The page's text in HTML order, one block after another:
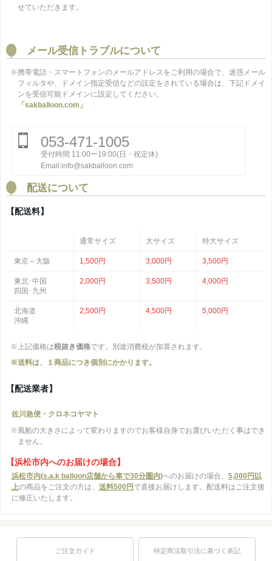
せていただきます。
メール受信トラブルについて
※携帯電話・スマートフォンのメールアドレスをご利用の場合で、迷惑メール
フィルタや、ドメイン指定受信などの設定をされている場合は、下記ドメイ
ンを受信可能ドメインに設定してください。
「sakballoon.com」
053-471-1005
受付時間 11:00ー19:00(日・祝定休)
Email:info@sakballoon.com
配送について
【配送料】
通常サイズ 大サイズ 特大サイズ
東京～大阪 1,500円 3,000円 3,500円
東北･中国
四国･九州
2,000円 3,500円 4,000円
北海道
沖縄
2,500円 4,500円 5,000円
※上記価格は税抜き価格です。別途消費税が加算されます。
※送料は、１商品につき個別にかかります。
【配送業者】
佐川急便・クロネコヤマト
※風船の大きさによって変わりますのでお客様自身でお選びいただく事はでき
ません。
【浜松市内へのお届けの場合】
浜松市内(s.a.k balloon店舗から車で30分圏内)へのお届けの場合、 5,000円以
上の商品をご注文の方は、 送料500円 で直接お届けします。配送料はご注文後
に修正いたします。
ご注文ガイド 特定商法取引法に基づく表記